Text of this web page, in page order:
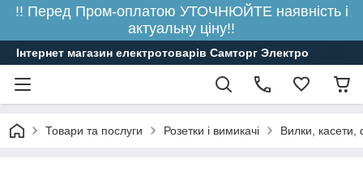
!! Перед Пром-оплатою УТОЧНЮЙТЕ наявність і
актуальну ціну!!
Інтернет магазин електротоварів Самторг Электро
Товари та послуги Розетки і вимикачі Вилки, касети,